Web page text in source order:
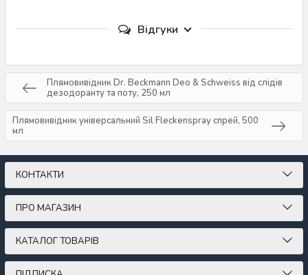
Відгуки
Плямовивідник Dr. Beckmann Deo & Schweiss від слідів
дезодоранту та поту, 250 мл
Плямовивідник універсальний Sil Fleckenspray спрей, 500
мл
КОНТАКТИ
ПРО МАГАЗИН
КАТАЛОГ ТОВАРІВ